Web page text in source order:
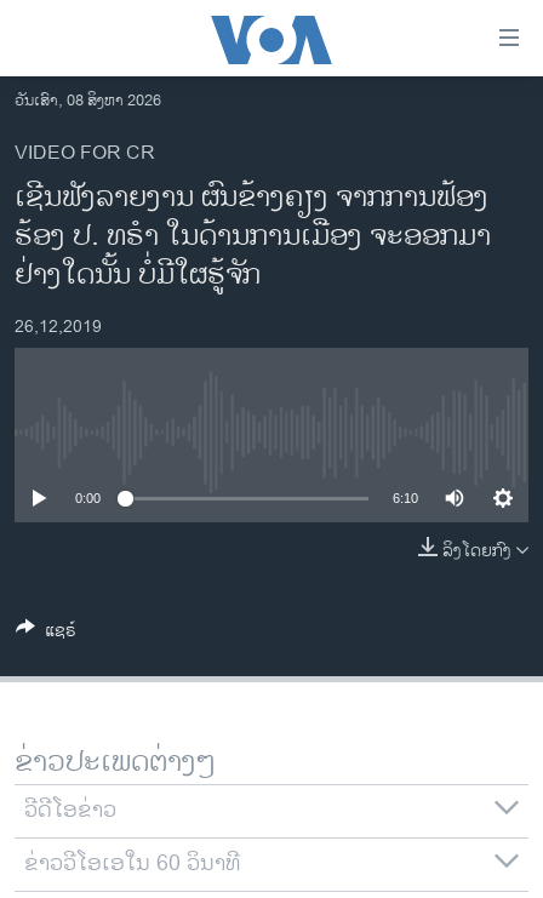
ເຂົ້າ
ຫາ
ຂ້າມ
ຂ້າມ
ຂ້າມ
ໄປ
ຫາ
ຊອກ
ຄົ້ນ
ອາເມຣິກາ
ການເລືອກຕັ້ງ ປະທານາທີບໍດີ ສະຫະລັດ 2024
ໂລກ
ຊຸມຊົນຊາວລາວ
ສຽງ
ລາຍການກະຈາຍສຽງ
ຕິດຕາມພວກເຮົາ ທີ່
ວັນເສົາ, 08 ສິງຫາ 2026
VIDEO FOR CR
ເຊີນ​ຟັງ​ລາຍ​ງານ ​ຜົນ​ຂ້າງ​ຄຽງ ຈາກ​ການ​ຟ້ອງ​
ຮ້ອງ​​ ປ. ທ​ຣຳ ໃນ​ດ້ານ​ການ​ເມືອງ ​ຈະ​​ອອກ​ມາ
ຢ່າງ​ໃດ​ນັ້ນ ບໍ່​ມີ​ໃຜ​ຮູ້​ຈັກ
26,12,2019
0:00 6:10
ລິງໂດຍກົງ
ແຊຣ໌
ຂ່າວປະເພດຕ່າງໆ
ວີດີໂອຂ່າວ
ຂ່າວວີໂອເອໃນ 60 ວິນາທີ